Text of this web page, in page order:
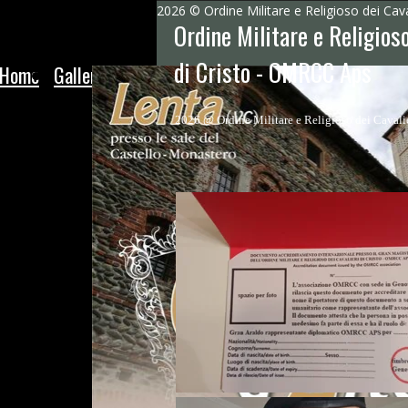
2026 © Ordine Militare e Religioso dei
Ordine Militare e
di Cristo - OMRCC Aps
Home Gallery Contacts Governo
AMMINISTRAZIONE
E BILANCIO
ATTIVITA'
BANDIERE E
STEMMI
CONSIGLIO
2026 @ Ordine Militare e Religioso dei